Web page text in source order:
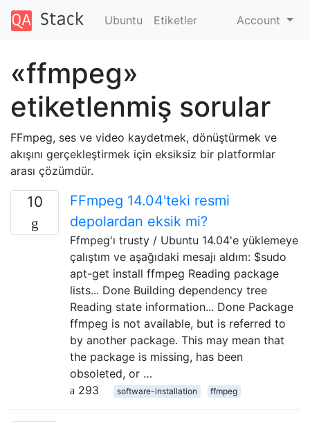
Ubuntu Etiketler Account
«ffmpeg»
etiketlenmiş sorular
FFmpeg, ses ve video kaydetmek, dönüştürmek ve
akışını gerçekleştirmek için eksiksiz bir platformlar
arası çözümdür.
10
FFmpeg 14.04'teki resmi
depolardan eksik mi?
Ffmpeg'ı trusty / Ubuntu 14.04'e yüklemeye
çalıştım ve aşağıdaki mesajı aldım: $sudo
apt-get install ffmpeg Reading package
lists... Done Building dependency tree
Reading state information... Done Package
ffmpeg is not available, but is referred to
by another package. This may mean that
the package is missing, has been
obsoleted, or …
293
software-installation ffmpeg